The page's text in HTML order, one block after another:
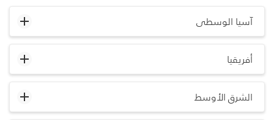
آسيا الوسطى
أفريقيا
الشرق الأوسط